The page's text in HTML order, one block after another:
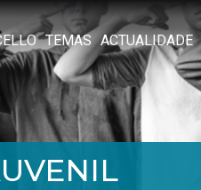
TEMAS ACTUALIDADE